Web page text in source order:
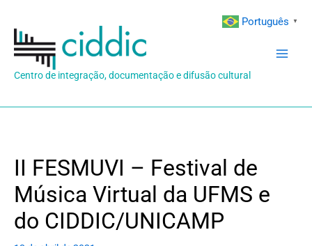
para
conteúdo
Centro de integração, documentação e difusão cultural
II FESMUVI – Festival de
Música Virtual da UFMS e
do CIDDIC/UNICAMP
Português ▼